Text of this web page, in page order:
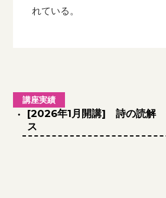
れている。
講座実績
[2026年1月開講] 詩の読解
ス